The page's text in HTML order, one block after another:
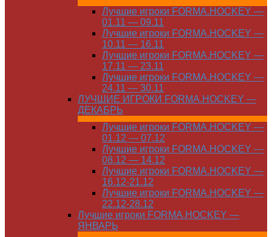
Лучшие игроки FORMA.HOCKEY —
01.11 — 09.11
Лучшие игроки FORMA.HOCKEY —
10.11 — 16.11
Лучшие игроки FORMA.HOCKEY —
17.11 — 23.11
Лучшие игроки FORMA.HOCKEY —
24.11 — 30.11
ЛУЧШИЕ ИГРОКИ FORMA.HOCKEY —
ДЕКАБРЬ
Лучшие игроки FORMA.HOCKEY —
01.12 — 07.12
Лучшие игроки FORMA.HOCKEY —
08.12 — 14.12
Лучшие игроки FORMA.HOCKEY —
16.12-21.12
Лучшие игроки FORMA.HOCKEY —
22.12-28.12
Лучшие игроки FORMA.HOCKEY —
ЯНВАРЬ